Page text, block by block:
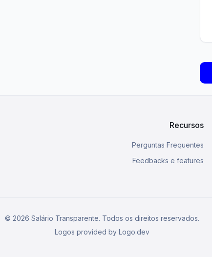
Recursos
Perguntas Frequentes
Feedbacks e features
© 2026 Salário Transparente. Todos os direitos reservados.
Logos provided by Logo.dev